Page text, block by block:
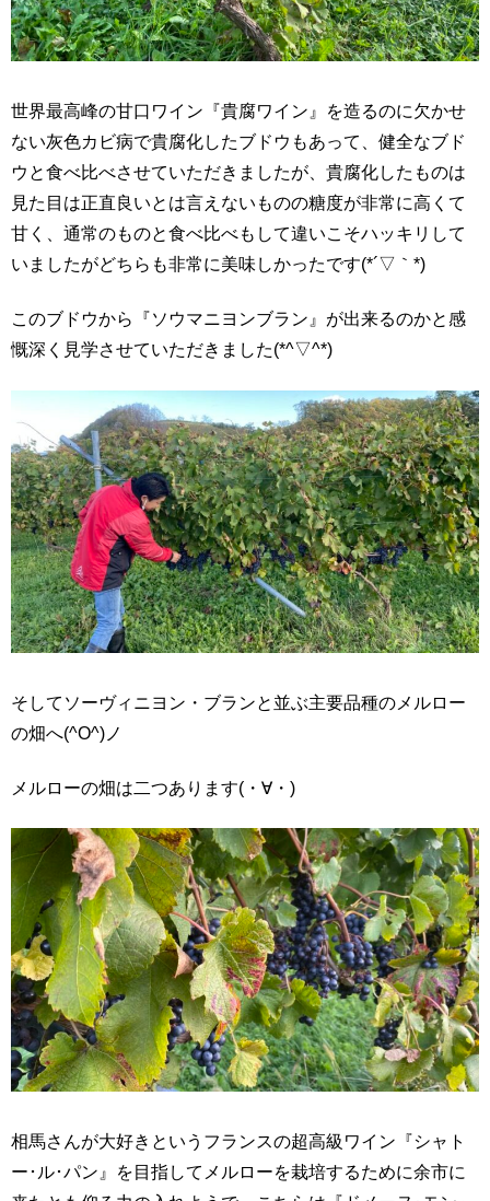
世界最高峰の甘口ワイン『貴腐ワイン』を造るのに欠かせ
ない灰色カビ病で貴腐化したブドウもあって、健全なブド
ウと食べ比べさせていただきましたが、貴腐化したものは
見た目は正直良いとは言えないものの糖度が非常に高くて
甘く、通常のものと食べ比べもして違いこそハッキリして
いましたがどちらも非常に美味しかったです(*´▽｀*)
このブドウから『ソウマニヨンブラン』が出来るのかと感
慨深く見学させていただきました(*^▽^*)
そしてソーヴィニヨン・ブランと並ぶ主要品種のメルロー
の畑へ(^O^)ノ
メルローの畑は二つあります(・∀・)
相馬さんが大好きというフランスの超高級ワイン『シャト
ー･ル･パン』を目指してメルローを栽培するために余市に